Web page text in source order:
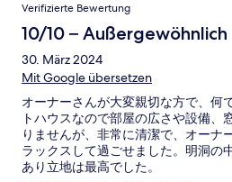
Verifizierte Bewertung
10/10 – Außergewöhnlich
30. März 2024
Mit Google übersetzen
オーナーさんが大変親切な方で、何
トハウスなので部屋の広さや設備、
りませんが、非常に清潔で、オーナ
ラックスして過ごせました。明洞の
あり立地は最高でした。